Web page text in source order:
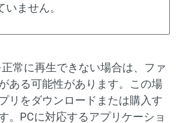
いません。
常に再生できない場合は、ファ
ある可能性があります。この場
リをダウンロードまたは購入す
。PCに対応するアプリケーショ